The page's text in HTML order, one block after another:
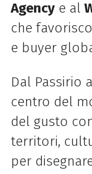
Agencye al
che
e buyer
Dal Passirio
centro del
del gusto
territori,
per